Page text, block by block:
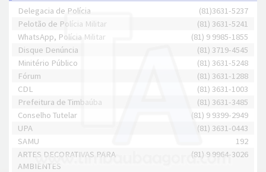
Delegacia de Polícia
(81)3631-5237
Pelotão de Polícia Militar
(81) 3631-5241
WhatsApp, Polícia Militar
(81) 9 9985-1855
Disque Denúncia
(81) 3719-4545
Minitério Público
(81) 3631-5248
Fórum
(81) 3631-1288
CDL
(81) 3631-1003
Prefeitura de Timbaúba
(81) 3631-3485
Conselho Tutelar
(81) 9 9399-2949
UPA
(81) 3631-0443
SAMU
192
ARTES DECORATIVAS PARA
AMBIENTES
(81) 9 9964-3026